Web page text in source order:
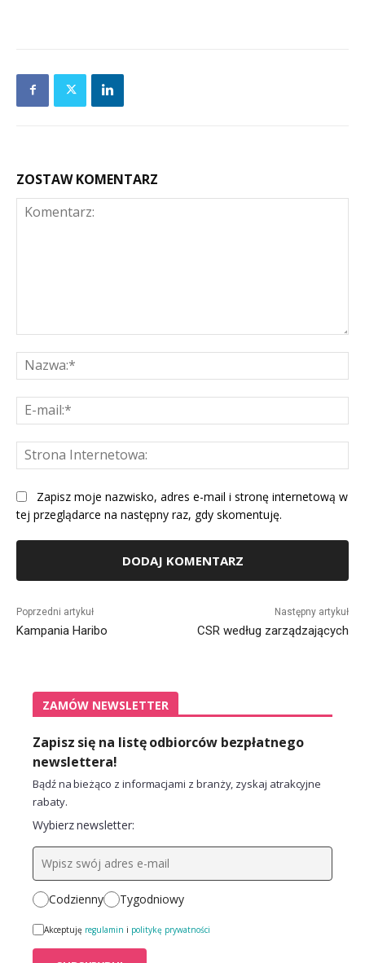
ZOSTAW KOMENTARZ
Zapisz moje nazwisko, adres e-mail i stronę internetową w
tej przeglądarce na następny raz, gdy skomentuję.
Poprzedni artykuł
Kampania Haribo
Następny artykuł
CSR według zarządzających
ZAMÓW NEWSLETTER
Zapisz się na listę odbiorców bezpłatnego
newslettera!
Bądź na bieżąco z informacjami z branży, zyskaj atrakcyjne
rabaty.
Wybierz newsletter:
Codzienny Tygodniowy
Akceptuję regulamin i politykę prywatności